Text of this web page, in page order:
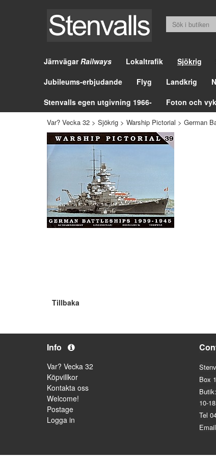
JärnvägarRailways Lokaltrafik Sjökrig
Jubileums-erbjudande
Flyg Landkrig
Stenvalls egen utgivning 1966-
Foton och
Var? Vecka 32 > Sjökrig > Warship Pictorial > German
Tillbaka
Info
Var? Vecka 32
Köpvillkor
Kontakta oss
Welcome!
Postage
Logga in
Box
10-
Tel